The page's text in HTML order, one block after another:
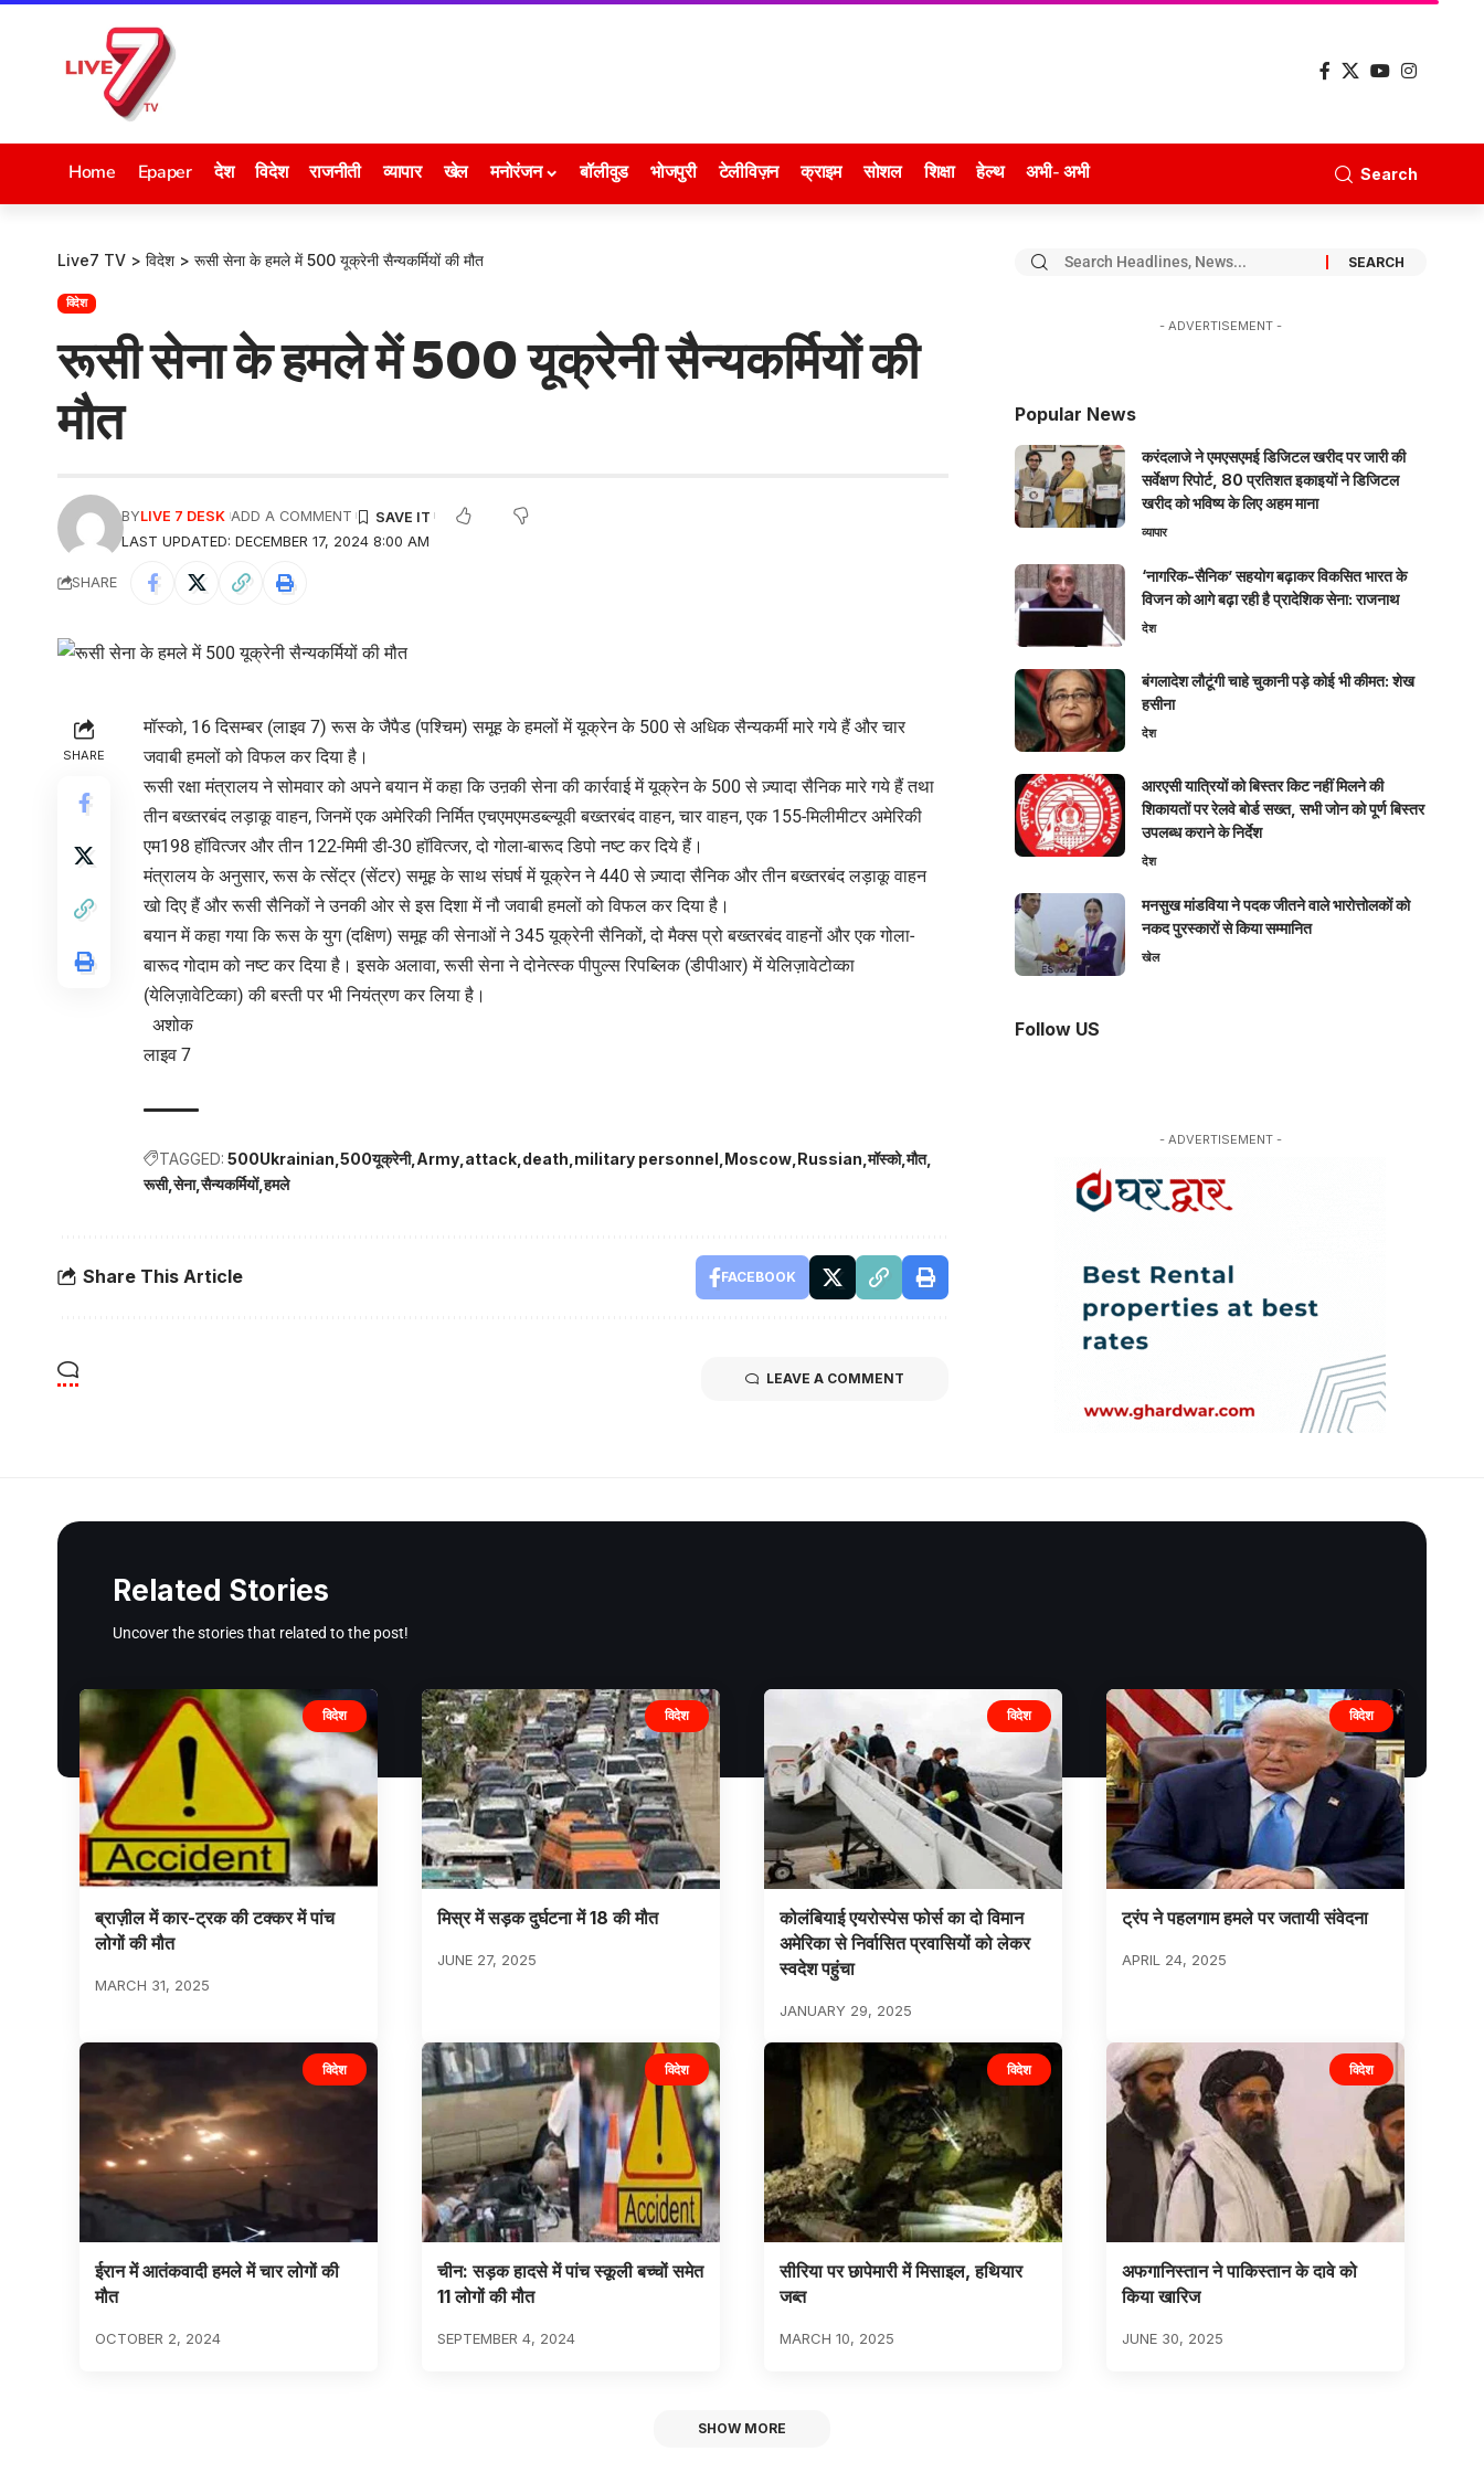
Home Epaper देश विदेश राजनीती व्यापार खेल मनोरंजन बॉलीवुड भोजपुरी टेलीविज़न क्राइम सोशल शिक्षा हेल्थ अभी- अभी Search
Live7 TV > विदेश > रूसी सेना के हमले में 500 यूक्रेनी सैन्यकर्मियों की मौत
विदेश
रूसी सेना के हमले में 500 यूक्रेनी सैन्यकर्मियों की
मौत
LAST UPDATED: DECEMBER 17, 2024 8:00 AM
BYLIVE 7 DESK ADD A COMMENT
SHARE
SHARE
मॉस्को, 16 दिसम्बर (लाइव 7) रूस के जैपैड (पश्चिम) समूह के हमलों में यूक्रेन के 500 से अधिक सैन्यकर्मी मारे गये हैं और चार
जवाबी हमलों को विफल कर दिया है।
रूसी रक्षा मंत्रालय ने सोमवार को अपने बयान में कहा कि उऩकी सेना की कार्रवाई में यूक्रेन के 500 से ज़्यादा सैनिक मारे गये हैं तथा
तीन बख्तरबंद लड़ाकू वाहन, जिनमें एक अमेरिकी निर्मित एचएमएमडब्ल्यूवी बख्तरबंद वाहन, चार वाहन, एक 155-मिलीमीटर अमेरिकी
एम198 हॉवित्जर और तीन 122-मिमी डी-30 हॉवित्जर, दो गोला-बारूद डिपो नष्ट कर दिये हैं।
मंत्रालय के अनुसार, रूस के त्सेंट्र (सेंटर) समूह के साथ संघर्ष में यूक्रेन ने 440 से ज़्यादा सैनिक और तीन बख्तरबंद लड़ाकू वाहन
खो दिए हैं और रूसी सैनिकों ने उनकी ओर से इस दिशा में नौ जवाबी हमलों को विफल कर दिया है।
बयान में कहा गया कि रूस के युग (दक्षिण) समूह की सेनाओं ने 345 यूक्रेनी सैनिकों, दो मैक्स प्रो बख्तरबंद वाहनों और एक गोला-
बारूद गोदाम को नष्ट कर दिया है। इसके अलावा, रूसी सेना ने दोनेत्स्क पीपुल्स रिपब्लिक (डीपीआर) में येलिज़ावेटोव्का
(येलिज़ावेटिव्का) की बस्ती पर भी नियंत्रण कर लिया है।
अशोक
लाइव 7
TAGGED: 500Ukrainian 500यूक्रेनी Army attack death military personnel Moscow Russian मॉस्को मौत
रूसी सेना सैन्यकर्मियों हमले
Share This Article FACEBOOK
LEAVE A COMMENT
- ADVERTISEMENT -
Popular News
करंदलाजे ने एमएसएमई डिजिटल खरीद पर जारी की
सर्वेक्षण रिपोर्ट, 80 प्रतिशत इकाइयों ने डिजिटल
खरीद को भविष्य के लिए अहम माना
व्यापार
‘नागरिक-सैनिक’ सहयोग बढ़ाकर विकसित भारत के
विजन को आगे बढ़ा रही है प्रादेशिक सेना: राजनाथ
देश
बंगलादेश लौटूंगी चाहे चुकानी पड़े कोई भी कीमत: शेख
हसीना
देश
आरएसी यात्रियों को बिस्तर किट नहीं मिलने की
शिकायतों पर रेलवे बोर्ड सख्त, सभी जोन को पूर्ण बिस्तर
उपलब्ध कराने के निर्देश
देश
मनसुख मांडविया ने पदक जीतने वाले भारोत्तोलकों को
नकद पुरस्कारों से किया सम्मानित
खेल
Follow US
- ADVERTISEMENT -
Related Stories
Uncover the stories that related to the post!
विदेश
ब्राज़ील में कार-ट्रक की टक्कर में पांच
लोगों की मौत
MARCH 31, 2025
विदेश
मिस्र में सड़क दुर्घटना में 18 की मौत
JUNE 27, 2025
विदेश
कोलंबियाई एयरोस्पेस फोर्स का दो विमान
अमेरिका से निर्वासित प्रवासियों को लेकर
स्वदेश पहुंचा
JANUARY 29, 2025
विदेश
ट्रंप ने पहलगाम हमले पर जतायी संवेदना
APRIL 24, 2025
विदेश
ईरान में आतंकवादी हमले में चार लोगों की
मौत
OCTOBER 2, 2024
विदेश
चीन: सड़क हादसे में पांच स्कूली बच्चों समेत
11 लोगों की मौत
SEPTEMBER 4, 2024
विदेश
सीरिया पर छापेमारी में मिसाइल, हथियार
जब्त
MARCH 10, 2025
विदेश
अफगानिस्तान ने पाकिस्तान के दावे को
किया खारिज
JUNE 30, 2025
SHOW MORE